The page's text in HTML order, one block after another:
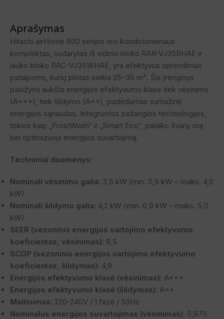
Aprašymas
Hitachi airHome 600 serijos oro kondicionieriaus
komplektas, sudarytas iš vidinio bloko RAK-VJ35RHAE ir
lauko bloko RAC-VJ35WHAE, yra efektyvus sprendimas
patalpoms, kurių plotas siekia 25–35 m². Šis įrenginys
pasižymi aukšta energijos efektyvumo klase tiek vėsinimo
(A+++), tiek šildymo (A++), padėdamas sumažinti
energijos sąnaudas. Integruotos pažangios technologijos,
tokios kaip „FrostWash“ ir „Smart Eco“, palaiko švarų orą
bei optimizuoja energijos suvartojimą.
Techniniai duomenys:
Nominali vėsinimo galia: 3,5 kW (min. 0,9 kW – maks. 4,0
kW)
Nominali šildymo galia: 4,2 kW (min. 0,9 kW – maks. 5,0
kW)
SEER (sezoninis energijos vartojimo efektyvumo
koeficientas, vėsinimas): 8,5
SCOP (sezoninis energijos vartojimo efektyvumo
koeficientas, šildymas): 4,9
Energijos efektyvumo klasė (vėsinimas): A+++
Energijos efektyvumo klasė (šildymas): A++
Maitinimas: 220-240V / 1 fazė / 50Hz
Nominalus energijos suvartojimas (vėsinimas): 0,875